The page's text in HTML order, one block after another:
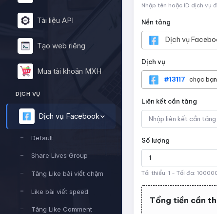
Tài liệu API
Tạo web riêng
Mua tài khoản MXH
DỊCH VỤ
Dịch vụ Facebook
Default
Share Lives Group
Tăng Like bài viết chậm
Like bài viết speed
Tăng Like Comment
Nhập tên hoặc ID dịch vụ
Nền tảng
Dịch vụ
Dịch vụ
#13117 chọc
Liên kết cần tăng
Số lượng
Tối thiểu: 1 - Tối đa:
Tổng tiền cần